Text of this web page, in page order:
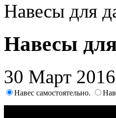
Навесы для
Навесы
30 Март 2016
Навес самостоятельно.